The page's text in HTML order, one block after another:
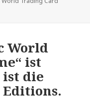
„Lego Jurassic World
World
ist
die